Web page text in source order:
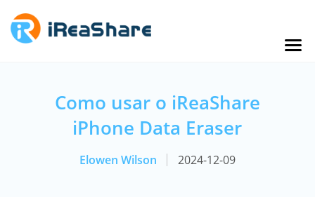
Como usar o iReaShare
iPhone Data Eraser
Elowen Wilson 2024-12-09